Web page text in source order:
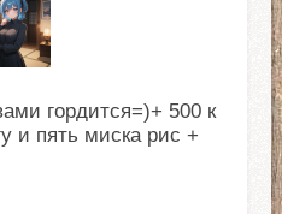
гордится=)+ 500 к
и пять миска рис +